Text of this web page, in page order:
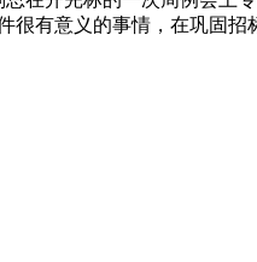
很有意义的事情，在巩固招